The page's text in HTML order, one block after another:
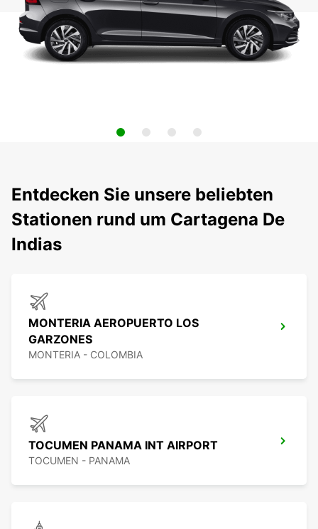
Entdecken Sie unsere beliebten
Stationen rund um Cartagena De
Indias
MONTERIA AEROPUERTO LOS
GARZONES
MONTERIA - COLOMBIA
TOCUMEN PANAMA INT AIRPORT
TOCUMEN - PANAMA